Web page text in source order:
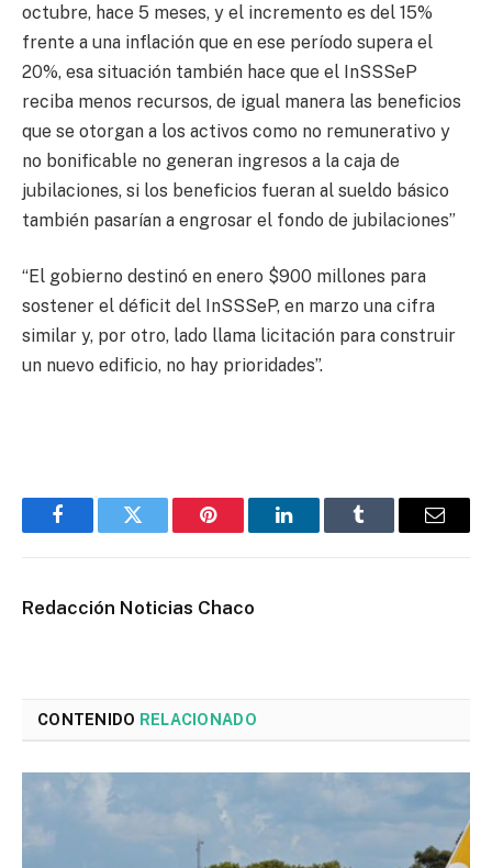
octubre, hace 5 meses, y el incremento es del 15%
frente a una inflación que en ese período supera el
20%, esa situación también hace que el InSSSeP
reciba menos recursos, de igual manera las beneficios
que se otorgan a los activos como no remunerativo y
no bonificable no generan ingresos a la caja de
jubilaciones, si los beneficios fueran al sueldo básico
también pasarían a engrosar el fondo de jubilaciones”
“El gobierno destinó en enero $900 millones para
sostener el déficit del InSSSeP, en marzo una cifra
similar y, por otro, lado llama licitación para construir
un nuevo edificio, no hay prioridades”.
FacebookTwitter Pinterest LinkedInTumblr Email
Redacción Noticias Chaco
CONTENIDO RELACIONADO